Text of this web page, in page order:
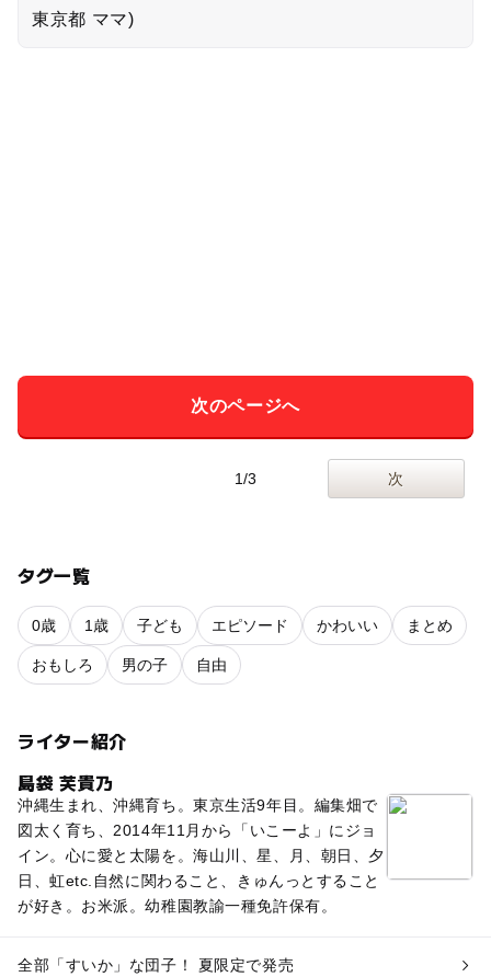
東京都 ママ)
次のページへ
1/3 次
タグ一覧
0歳 1歳 子ども エピソード かわいい まとめ
おもしろ 男の子 自由
ライター紹介
島袋 芙貴乃
沖縄生まれ、沖縄育ち。東京生活9年目。編集畑で
図太く育ち、2014年11月から「いこーよ」にジョ
イン。心に愛と太陽を。海山川、星、月、朝日、夕
日、虹etc.自然に関わること、きゅんっとすること
が好き。お米派。幼稚園教諭一種免許保有。
全部「すいか」な団子！ 夏限定で発売